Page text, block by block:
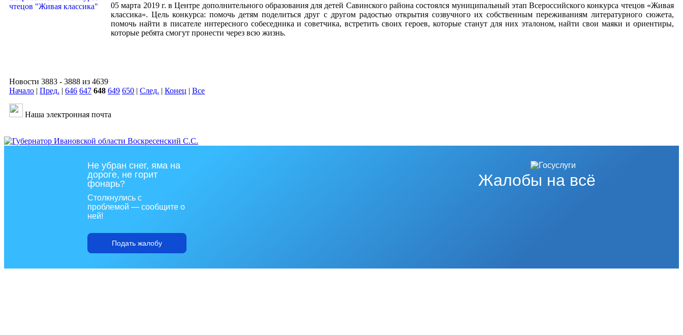
05 марта 2019 г. в Центре дополнительного образования для детей Савинского района состоялся муниципальный этап Всероссийского конкурса чтецов «Живая
классика». Цель конкурса: помочь детям поделиться друг с другом радостью открытия созвучного их собственным переживаниям литературного сюжета,
помочь найти в писателе интересного собеседника и советчика, встретить своих героев, которые станут для них эталоном, найти свои маяки и ориентиры,
которые ребята смогут пронести через всю жизнь.
Новости 3883 - 3888 из 4639
Начало | Пред. | 646 647 648 649 650 | След. | Конец | Все
Наша электронная почта
Жалобы на всё
Не убран снег, яма на
дороге, не горит
фонарь?
Столкнулись с
проблемой — сообщите о
ней!
Подать жалобу